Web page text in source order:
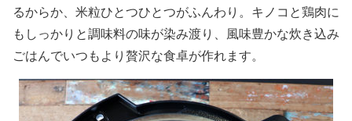
るからか、米粒ひとつひとつがふんわり。キノコと鶏肉に
もしっかりと調味料の味が染み渡り、風味豊かな炊き込み
ごはんでいつもより贅沢な食卓が作れます。